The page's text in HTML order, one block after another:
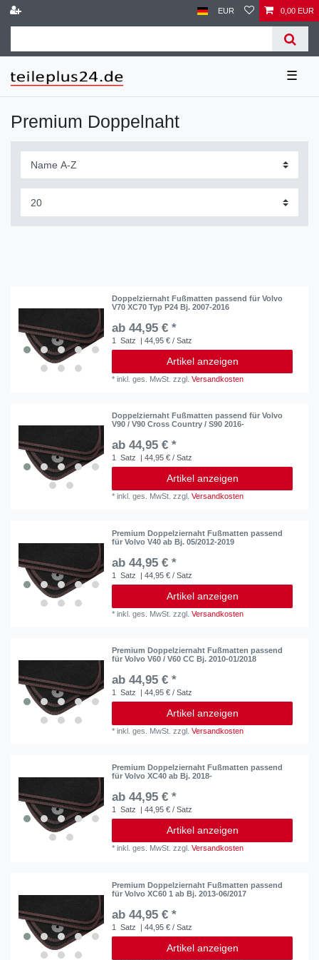
EUR 0,00 EUR
☰
Premium Doppelnaht
Doppelziernaht Fußmatten passend für Volvo
V70 XC70 Typ P24 Bj. 2007-2016
ab 44,95 € *
1 Satz | 44,95 € / Satz
Artikel anzeigen
*inkl. ges. MwSt. zzgl.Versandkosten
Doppelziernaht Fußmatten passend für Volvo
V90 / V90 Cross Country / S90 2016-
ab 44,95 € *
1 Satz | 44,95 € / Satz
Artikel anzeigen
*inkl. ges. MwSt. zzgl.Versandkosten
Premium Doppelziernaht Fußmatten passend
für Volvo V40 ab Bj. 05/2012-2019
ab 44,95 € *
1 Satz | 44,95 € / Satz
Artikel anzeigen
*inkl. ges. MwSt. zzgl.Versandkosten
Premium Doppelziernaht Fußmatten passend
für Volvo V60 / V60 CC Bj. 2010-01/2018
ab 44,95 € *
1 Satz | 44,95 € / Satz
Artikel anzeigen
*inkl. ges. MwSt. zzgl.Versandkosten
Premium Doppelziernaht Fußmatten passend
für Volvo XC40 ab Bj. 2018-
ab 44,95 € *
1 Satz | 44,95 € / Satz
Artikel anzeigen
*inkl. ges. MwSt. zzgl.Versandkosten
Premium Doppelziernaht Fußmatten passend
für Volvo XC60 1 ab Bj. 2013-06/2017
ab 44,95 € *
1 Satz | 44,95 € / Satz
Artikel anzeigen